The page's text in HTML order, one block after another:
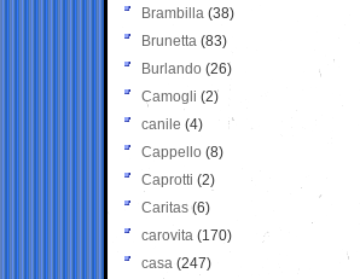
Brambilla (38)
Brunetta (83)
Burlando (26)
Camogli (2)
canile (4)
Cappello (8)
Caprotti (2)
Caritas (6)
carovita (170)
casa (247)